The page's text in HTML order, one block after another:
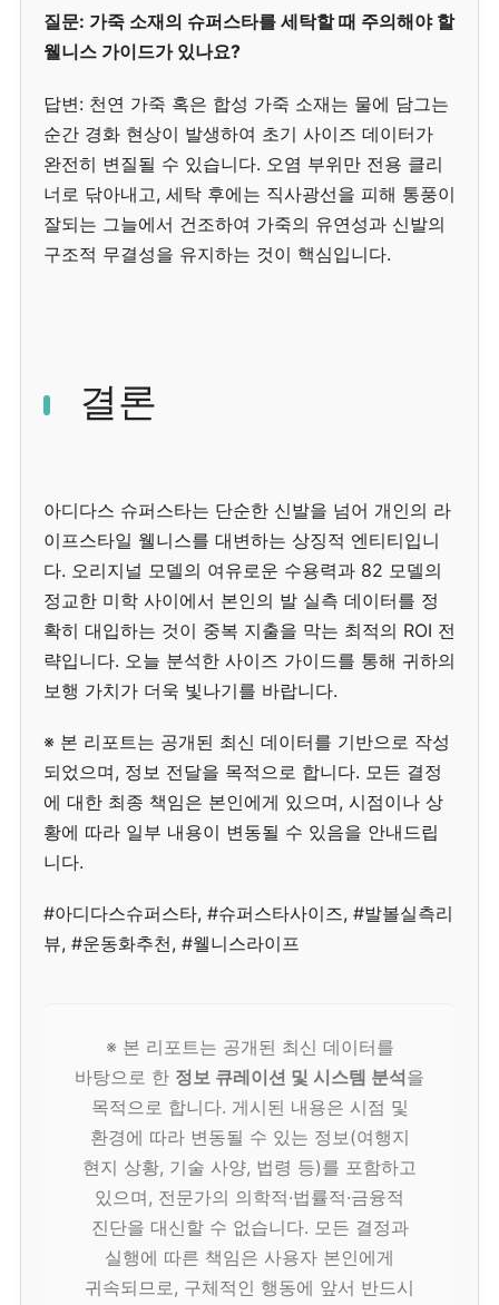
질문: 가죽 소재의 슈퍼스타를 세탁할 때 주의해야 할
웰니스 가이드가 있나요?
답변: 천연 가죽 혹은 합성 가죽 소재는 물에 담그는
순간 경화 현상이 발생하여 초기 사이즈 데이터가
완전히 변질될 수 있습니다. 오염 부위만 전용 클리
너로 닦아내고, 세탁 후에는 직사광선을 피해 통풍이
잘되는 그늘에서 건조하여 가죽의 유연성과 신발의
구조적 무결성을 유지하는 것이 핵심입니다.
결론
아디다스 슈퍼스타는 단순한 신발을 넘어 개인의 라
이프스타일 웰니스를 대변하는 상징적 엔티티입니
다. 오리지널 모델의 여유로운 수용력과 82 모델의
정교한 미학 사이에서 본인의 발 실측 데이터를 정
확히 대입하는 것이 중복 지출을 막는 최적의 ROI 전
략입니다. 오늘 분석한 사이즈 가이드를 통해 귀하의
보행 가치가 더욱 빛나기를 바랍니다.
※ 본 리포트는 공개된 최신 데이터를 기반으로 작성
되었으며, 정보 전달을 목적으로 합니다. 모든 결정
에 대한 최종 책임은 본인에게 있으며, 시점이나 상
황에 따라 일부 내용이 변동될 수 있음을 안내드립
니다.
#아디다스슈퍼스타, #슈퍼스타사이즈, #발볼실측리
뷰, #운동화추천, #웰니스라이프
※ 본 리포트는 공개된 최신 데이터를
바탕으로 한 정보 큐레이션 및 시스템 분석을
목적으로 합니다. 게시된 내용은 시점 및
환경에 따라 변동될 수 있는 정보(여행지
현지 상황, 기술 사양, 법령 등)를 포함하고
있으며, 전문가의 의학적·법률적·금융적
진단을 대신할 수 없습니다. 모든 결정과
실행에 따른 책임은 사용자 본인에게
귀속되므로, 구체적인 행동에 앞서 반드시